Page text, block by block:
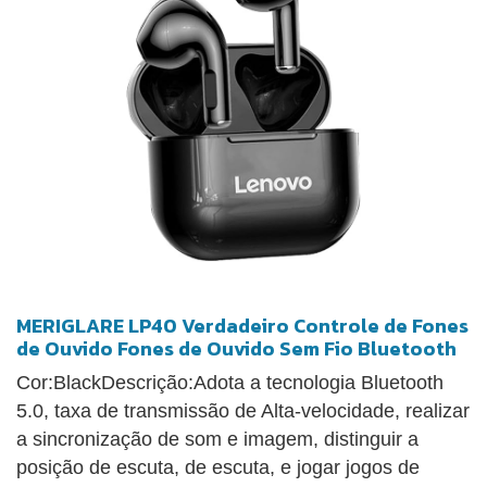
MERIGLARE LP40 Verdadeiro Controle de Fones
de Ouvido Fones de Ouvido Sem Fio Bluetooth
Cor:BlackDescrição:Adota a tecnologia Bluetooth
5.0, taxa de transmissão de Alta-velocidade, realizar
a sincronização de som e imagem, distinguir a
posição de escuta, de escuta, e jogar jogos de